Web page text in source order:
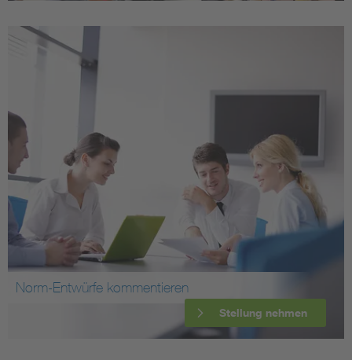
Norm-Entwürfe kommentieren
Stellung nehmen